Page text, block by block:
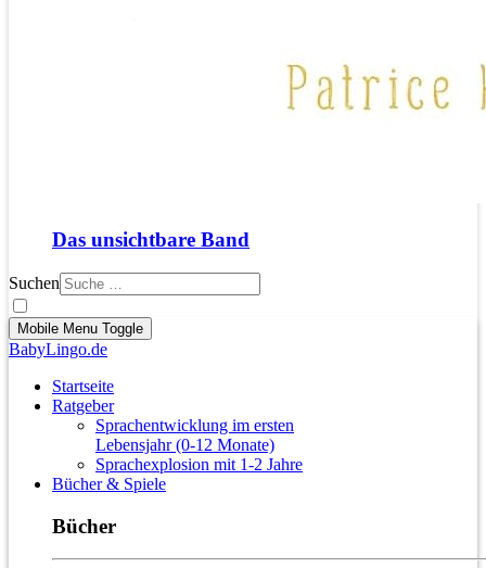
Das unsichtbare Band
Suchen
Mobile Menu Toggle
BabyLingo.de
Startseite
Ratgeber
Sprachentwicklung im ersten
Lebensjahr (0-12 Monate)
Sprachexplosion mit 1-2 Jahre
Bücher & Spiele
Bücher